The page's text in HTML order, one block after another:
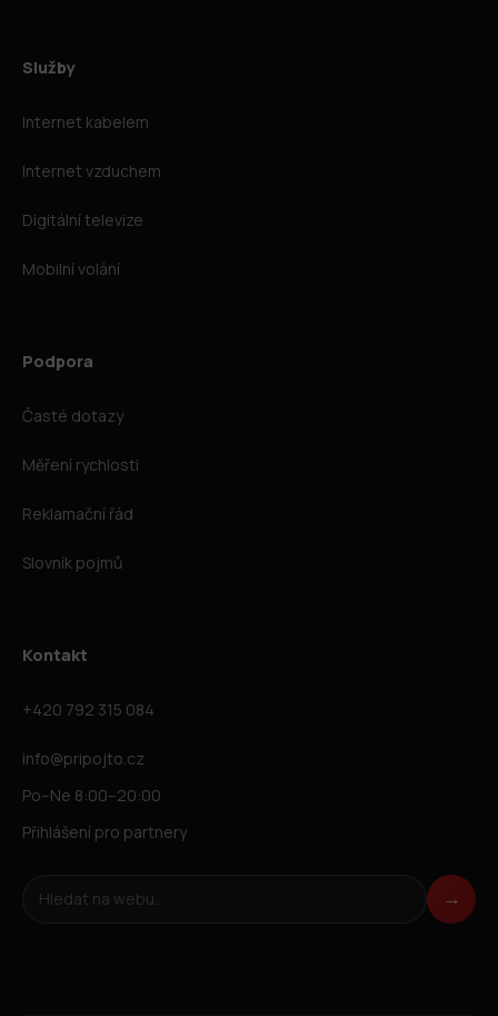
Služby
Internet kabelem
Internet vzduchem
Digitální televize
Mobilní volání
Podpora
Časté dotazy
Měření rychlosti
Reklamační řád
Slovník pojmů
Kontakt
+420 792 315 084
info@pripojto.cz
Po–Ne 8:00–20:00
Přihlášení pro partnery
Hledat na webu →